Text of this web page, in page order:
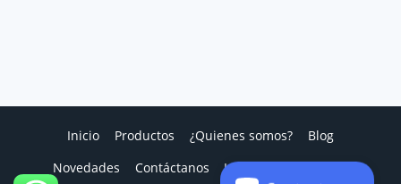
Inicio Productos ¿Quienes somos?
Blog
Novedades
Contáctanos Ingreso a Plataforma